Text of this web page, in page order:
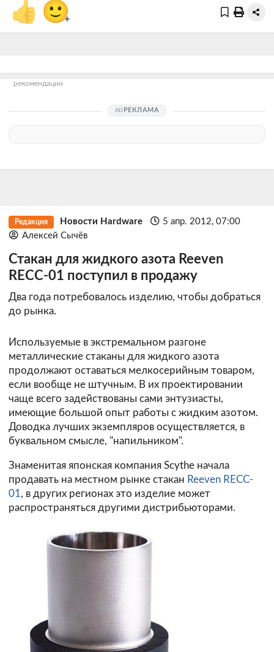
👍 🙂+
рекомендации
РЕКЛАМА
Редакция Новости Hardware
5 апр. 2012, 07:00
Алексей Сычёв
Стакан для жидкого азота Reeven
RECC-01 поступил в продажу
Два года потребовалось изделию, чтобы добраться
до рынка.
Используемые в экстремальном разгоне
металлические стаканы для жидкого азота
продолжают оставаться мелкосерийным товаром,
если вообще не штучным. В их проектировании
чаще всего задействованы сами энтузиасты,
имеющие большой опыт работы с жидким азотом.
Доводка лучших экземпляров осуществляется, в
буквальном смысле, "напильником".
Знаменитая японская компания Scythe начала
продавать на местном рынке стакан Reeven RECC-
01, в других регионах это изделие может
распространяться другими дистрибьюторами.